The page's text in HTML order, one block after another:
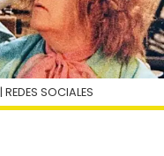
| REDES SOCIALES